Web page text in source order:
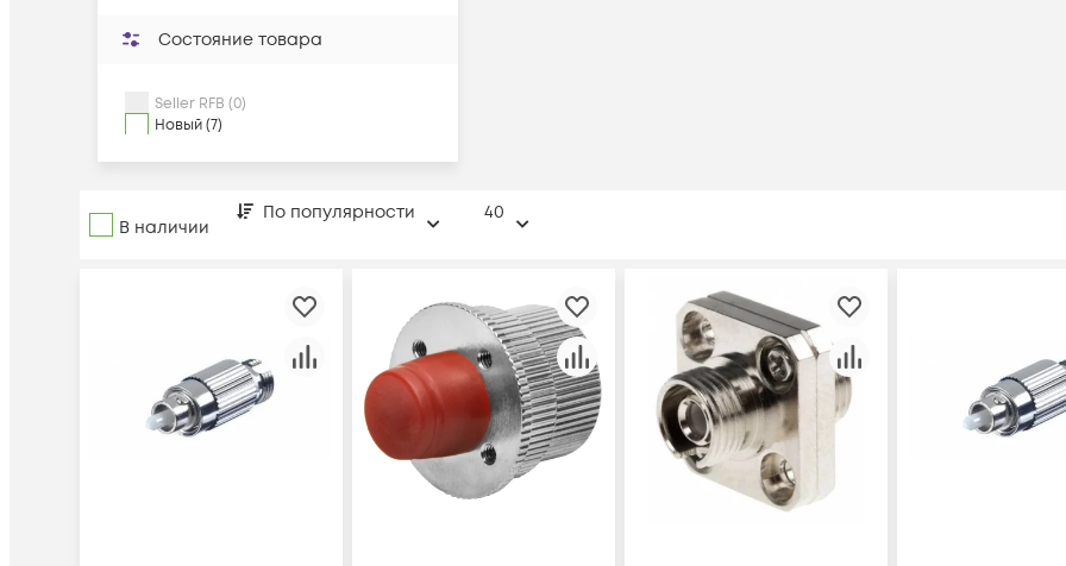
Состояние товара
Seller RFB (0)
Новый (7)
В наличии
По популярности 40